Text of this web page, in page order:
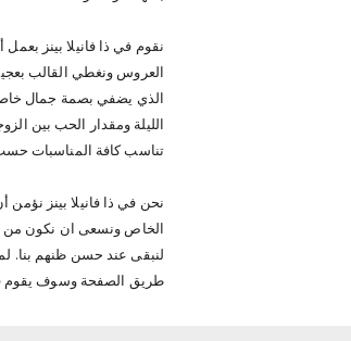
نقوم في ذا فانيلا بينز
العروس ونغطي القالب
الذي يضفي بصمة جمال خاصة
الليلة ومقدار الحب بين
تناسب كافة المناسبات
نحن في ذا فانيلا بينز
الخاص ونسعى ان نكون من
لنبقى عند حسن ظنهم بنا.
طريق الصفحة وسوف يقوم